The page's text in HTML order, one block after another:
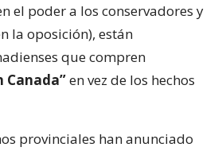
el poder a los conservadores y
la oposición), están
que compren
Canada”en vez de los hechos
provinciales han anunciado